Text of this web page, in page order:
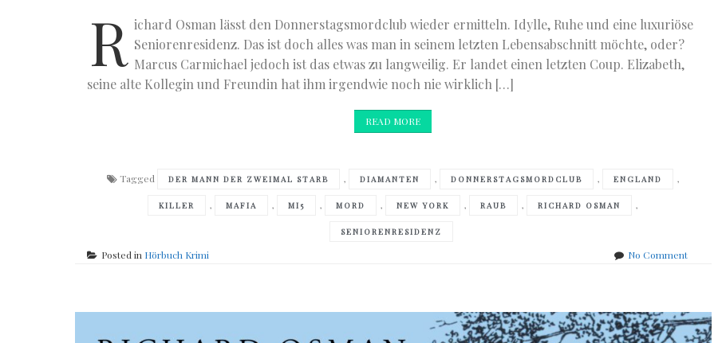
R ichard Osman lässt den Donnerstagsmordclub wieder ermitteln. Idylle, Ruhe und eine luxuriöse
Seniorenresidenz. Das ist doch alles was man in seinem letzten Lebensabschnitt möchte, oder?
Marcus Carmichael jedoch ist das etwas zu langweilig. Er landet einen letzten Coup. Elizabeth,
seine alte Kollegin und Freundin hat ihm irgendwie noch nie wirklich […]
READ MORE
Tagged DER MANN DER ZWEIMAL STARB , DIAMANTEN , DONNERSTAGSMORDCLUB , ENGLAND ,
KILLER , MAFIA , MI5 , MORD , NEW YORK , RAUB , RICHARD OSMAN ,
SENIORENRESIDENZ
Posted in Hörbuch Krimi No Commenton
Der
Mann